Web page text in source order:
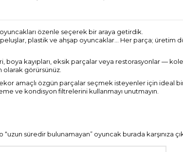
özenle seçerek bir araya getirdik.
plastik ve ahşap oyuncaklar… Her parça; üretim
boya kayıpları, eksik parçalar veya restorasyonlar —
görürsünüz.
amaçlı özgün parçalar seçmek isteyenler için ideal
ve kondisyon filtrelerini kullanmayı unutmayın.
süredir bulunamayan” oyuncak burada karşınıza